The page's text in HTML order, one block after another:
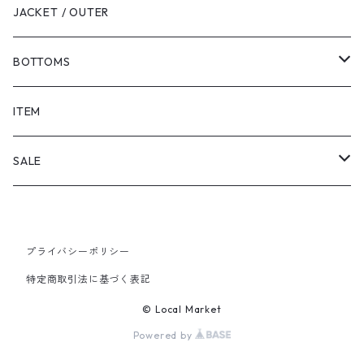
JACKET / OUTER
BOTTOMS
SHORTS
PANTS
ITEM
SALE
PANTS
プライバシーポリシー
特定商取引法に基づく表記
© Local Market
Powered by